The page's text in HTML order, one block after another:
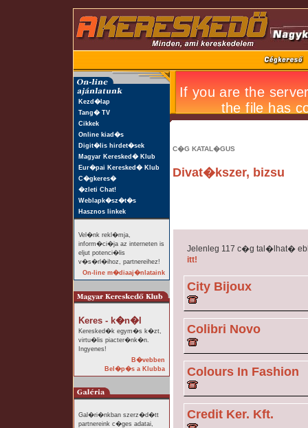
Kezd�lap
Tang� TV
Cikkek
Online kiad�s
Digit�lis hirdet�sek
Magyar Keresked� Klub
Eur�pai Keresked� Klub
C�gkeres�
�zleti Chat!
Weblapk�sz�t�s
Hasznos linkek
Vel�nk rekl�mja,
inform�ci�ja az interneten is
eljut potenci�lis
v�s�rl�ihoz, partnereihez!
On-line m�diaaj�nlataink
Keres - k�n�l
Keresked�k egym�s k�zt,
virtu�lis piacter�nk�n.
Ingyenes!
B�vebben
Bel�p�s a Klubba
Gal�ri�nkban szerz�d�tt
partnereink c�ges adatai,
C�G KATAL�GUS
Divat�kszer, bizsu
Jelenleg 117 c�g tal�lhat�
itt!
City Bijoux
Colibri Novo
Colours In Fashion
Credit Ker. Kft.